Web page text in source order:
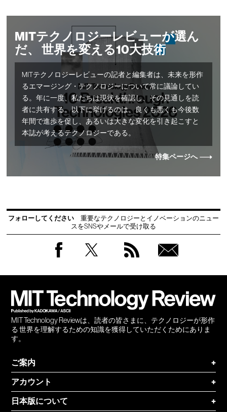
MITテクノロジーレビューが選ん
だ、 世界を変える10大技術
MITテクノロジーレビューの記者と編集者は、未来を形作
るエマージング・テクノロジーについて常に議論してい
る。年に一度、私たちは現状を確認し、その見通しを読
者に共有する。以下に挙げるのは、良くも悪くも今後数
年間で進歩を促し、あるいは大きな変化を引き起こすと
本誌が考えるテクノロジーである。
特集ページへ
フォローしてください
重要なテクノロジーとイノベーションのニュー
スをSNSやメールで受け取る
MIT Technology Reviewは、読者の皆さまに、テクノロジーが形作
る 世界を理解するための知識を獲得していただくためにありま
す。
ご案内
+
アカウント
+
日本版について
+